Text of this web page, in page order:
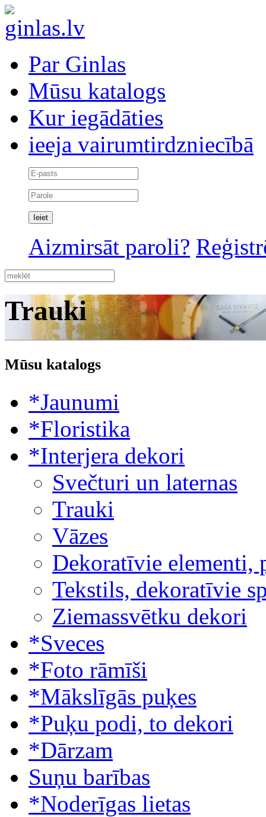
Par Ginlas
Mūsu katalogs
Kur iegādāties
ieeja vairumtirdzniecībā
Aizmirsāt paroli?
Trauki
Mūsu katalogs
*Jaunumi
*Floristika
*Interjera dekori
Svečturi un laternas
Trauki
Vāzes
Dekoratīvie elementi,
Tekstils, dekoratīvie
Ziemassvētku dekori
*Sveces
*Foto rāmīši
*Mākslīgās puķes
*Puķu podi, to dekori
*Dārzam
Suņu barības
*Noderīgas lietas